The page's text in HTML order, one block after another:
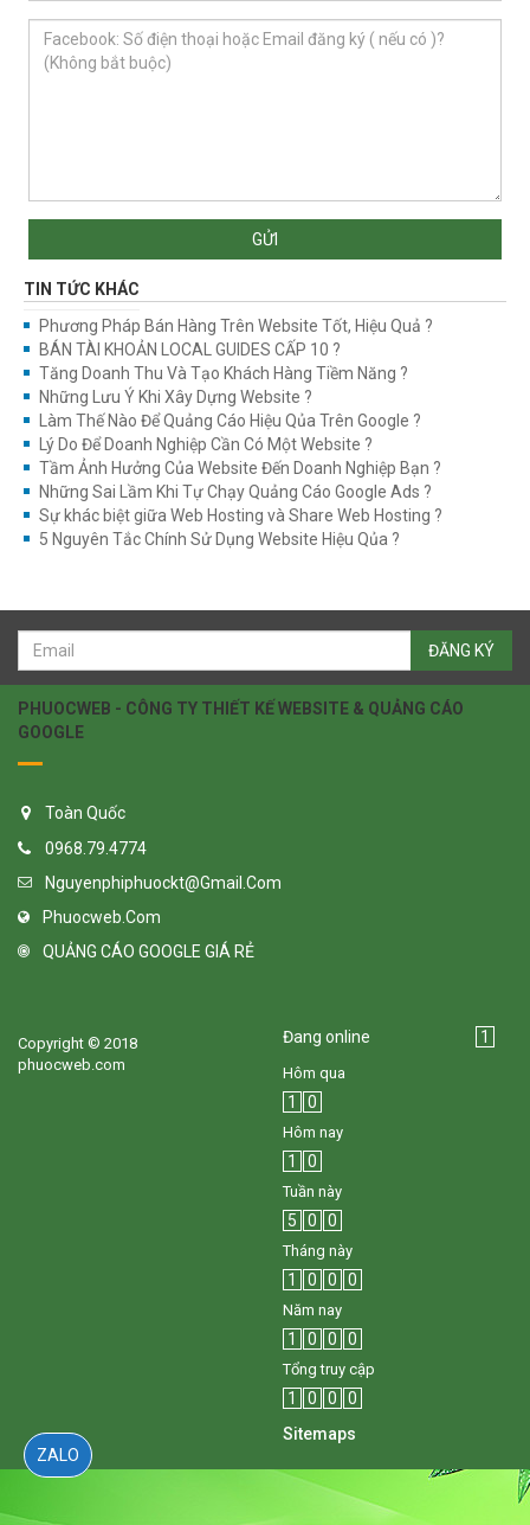
GỬI
TIN TỨC KHÁC
Phương Pháp Bán Hàng Trên Website Tốt, Hiệu Quả ?
BÁN TÀI KHOẢN LOCAL GUIDES CẤP 10 ?
Tăng Doanh Thu Và Tạo Khách Hàng Tiềm Năng ?
Những Lưu Ý Khi Xây Dựng Website ?
Làm Thế Nào Để Quảng Cáo Hiệu Qủa Trên Google ?
Lý Do Để Doanh Nghiệp Cần Có Một Website ?
Tầm Ảnh Hưởng Của Website Đến Doanh Nghiệp Bạn ?
Những Sai Lầm Khi Tự Chạy Quảng Cáo Google Ads ?
Sự khác biệt giữa Web Hosting và Share Web Hosting ?
5 Nguyên Tắc Chính Sử Dụng Website Hiệu Qủa ?
ĐĂNG KÝ
PHUOCWEB - CÔNG TY THIẾT KẾ WEBSITE & QUẢNG CÁO
GOOGLE
Toàn Quốc
0968.79.4774
Nguyenphiphuockt@gmail.com
Phuocweb.com
QUẢNG CÁO GOOGLE GIÁ RẺ
Copyright © 2018
phuocweb.com
Đang online 1
Hôm qua
1 0
Hôm nay
1 0
Tuần này
5 0 0
Tháng này
1 0 0 0
Năm nay
1 0 0 0
Tổng truy cập
1 0 0
0
Sitemaps
ZALO